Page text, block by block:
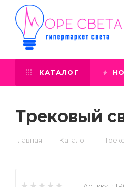
КАТАЛОГ
Трековый
Главная — Каталог —